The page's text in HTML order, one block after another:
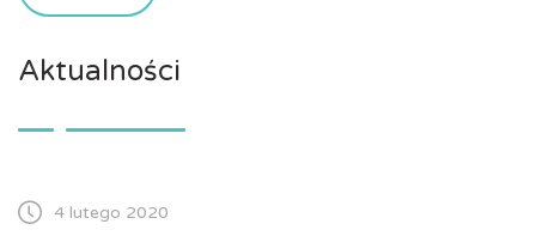
Aktualności
4 lutego 2020